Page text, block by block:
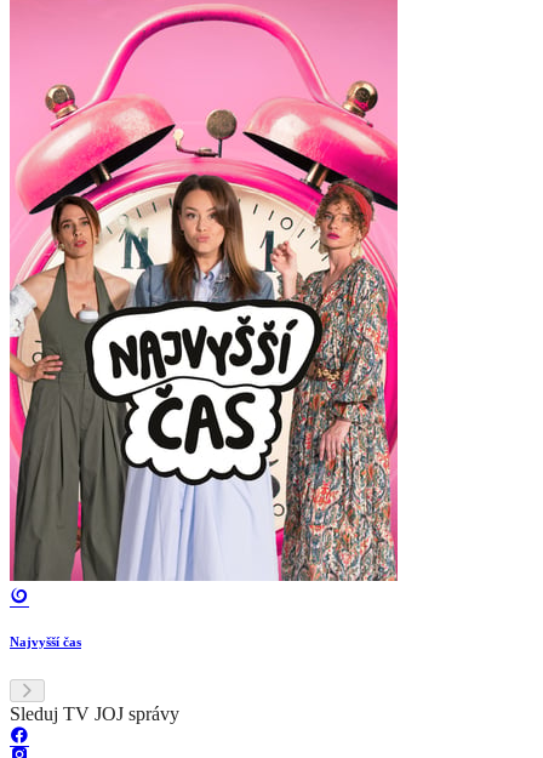
Najvyšší čas
Sleduj TV JOJ správy